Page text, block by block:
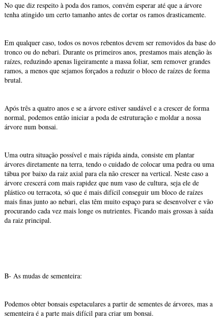
No que diz respeito à poda dos ramos, convém esperar até que a árvore
tenha atingido um certo tamanho antes de cortar os ramos drasticamente.
Em qualquer caso, todos os novos rebentos devem ser removidos da base do
tronco ou do nebari. Durante os primeiros anos, prestamos mais atenção às
raízes, reduzindo apenas ligeiramente a massa foliar, sem remover grandes
ramos, a menos que sejamos forçados a reduzir o bloco de raízes de forma
brutal.
Após três a quatro anos e se a árvore estiver saudável e a crescer de forma
normal, podemos então iniciar a poda de estruturação e moldar a nossa
árvore num bonsai.
Uma outra situação possível e mais rápida ainda, consiste em plantar
árvores diretamente na terra, tendo o cuidado de colocar uma pedra ou uma
tábua por baixo da raiz axial para ela não crescer na vertical. Neste caso a
árvore crescerá com mais rapidez que num vaso de cultura, seja ele de
plástico ou terracota, só que é mais difícil conseguir um bloco de raízes
mais finas junto ao nebari, elas têm muito espaço para se desenvolver e vão
procurando cada vez mais longe os nutrientes. Ficando mais grossas à saída
da raiz principal.
B- As mudas de sementeira:
Podemos obter bonsais espetaculares a partir de sementes de árvores, mas a
sementeira é a parte mais difícil para criar um bonsai.